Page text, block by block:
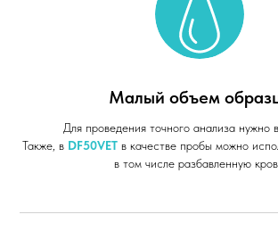
Малый объем
Для проведения точного анализа нужно
Также, в DF50VET в качестве пробы можно
в том числе разбавленную